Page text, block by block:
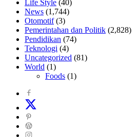
Life Style (40)
News (1,744)
Otomotif(3)
Pemerintahan dan Politik (2,828)
Pendidikan (74)
Teknologi (4)
Uncategorized (81)
World (1)
Foods (1)